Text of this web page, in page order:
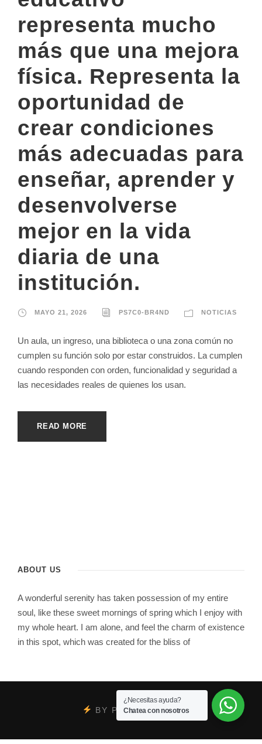
representa mucho
más que una mejora
física. Representa la
oportunidad de
crear condiciones
más adecuadas para
enseñar, aprender y
desenvolverse
mejor en la vida
diaria de una
institución.
MAYO 21, 2026 PS7C0-BR4ND NOTICIAS
Un aula, un ingreso, una biblioteca o una zona común no
cumplen su función solo por estar construidos. La cumplen
cuando responden con orden, funcionalidad y seguridad a
las necesidades reales de quienes los usan.
READ MORE
ABOUT US
A wonderful serenity has taken possession of my entire
soul, like these sweet mornings of spring which I enjoy with
my whole heart. I am alone, and feel the charm of existence
in this spot, which was created for the bliss of
BY PSYCOBRAND
¿Necesitas ayuda?
Chatea con nosotros